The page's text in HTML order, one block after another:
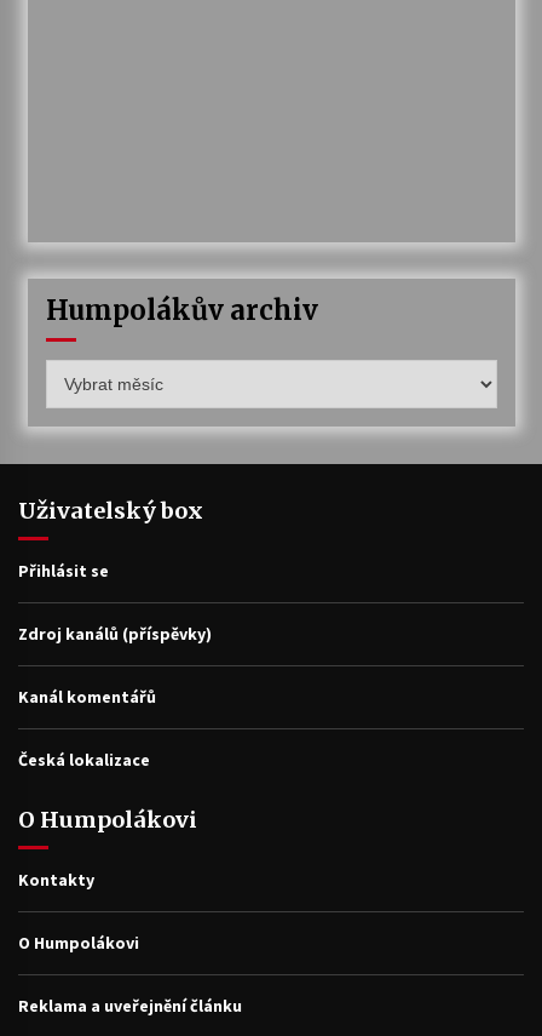
Humpolákův archiv
archiv
Uživatelský box
Přihlásit se
Zdroj kanálů (příspěvky)
Kanál komentářů
Česká lokalizace
O Humpolákovi
Kontakty
O Humpolákovi
Reklama a uveřejnění článku